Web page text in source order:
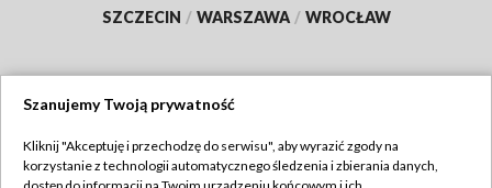
SZCZECIN / WARSZAWA / WROCŁAW
TVP
Szanujemy Twoją prywatność
Kliknij "Akceptuję i przechodzę do serwisu", aby wyrazić zgody na
korzystanie z technologii automatycznego śledzenia i zbierania danych,